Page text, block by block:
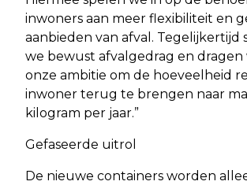
inwoners aan meer flexibiliteit en
aanbieden van afval. Tegelijkertijd
we bewust afvalgedrag en dragen
onze ambitie om de hoeveelheid
inwoner terug te brengen naar
kilogram per jaar.”
Gefaseerde uitrol
De nieuwe containers worden